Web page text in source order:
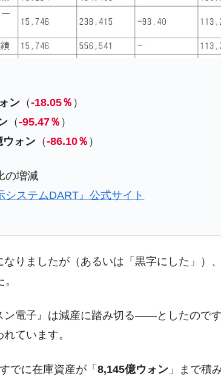
『白嶺』は先進技術の塊！
も多く輩出している都道府県とは？
」とは？
？
競走で勝利騎手がもらえる賞金とは？
ぎるモチーフとは？
かず飛ばずに終わりそうなスーパーリーグとは？
歴史。松山以前に最高位だった選手とは？
清原に次いで多く打っている意外な選手とは？
ン （-18.05％ ）
（-95.47％ ）
ウォン （-86.10％ ）
の増減
システムDART』公式サイト
りましたが（あるいは「黒字にした」）
ン電子』は減産に踏み切る――としたので
ています。
でに在庫資産が「 8,145億ウォン 」まで積